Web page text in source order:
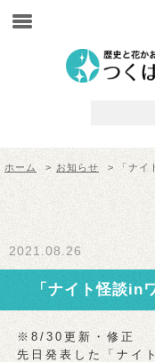
ホーム > お知らせ > 「ナイ
2021.08.26
「ナイト怪談in
※8/30更新・修正
先日発表した「ナイ